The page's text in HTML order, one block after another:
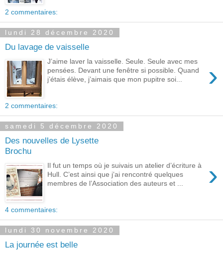
2 commentaires:
lundi 28 décembre 2020
Du lavage de vaisselle
›
J’aime laver la vaisselle. Seule. Seule avec mes
pensées. Devant une fenêtre si possible. Quand
j’étais élève, j’aimais que mon pupitre soi...
2 commentaires:
samedi 5 décembre 2020
Des nouvelles de Lysette
Brochu
›
Il fut un temps où je suivais un atelier d’écriture à
Hull. C’est ainsi que j’ai rencontré quelques
membres de l’Association des auteurs et ...
4 commentaires:
lundi 30 novembre 2020
La journée est belle